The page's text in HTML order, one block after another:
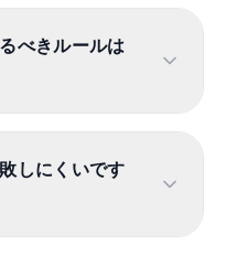
べきルールは
しにくいです